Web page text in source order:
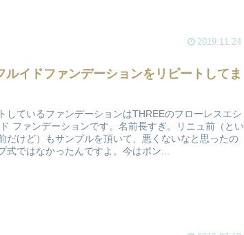
2019.11.24
ルイドファンデーションをリピートしてま
しているファンデーションはTHREEのフローレスエシ
ファンデーションです。名前長すぎ。リニュ前（とい
だけど）もサンプルを頂いて、悪くないなと思ったの
式ではなかったんですよ。今はポン...